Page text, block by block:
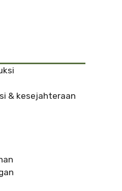
& kesejahteraan